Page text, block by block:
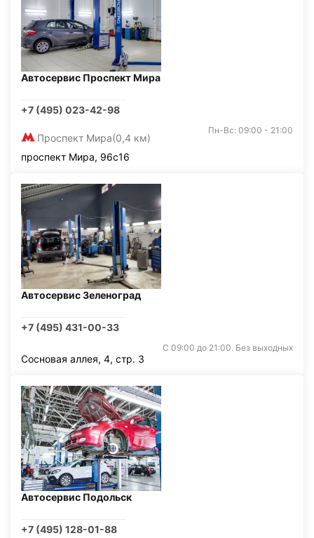
Автосервис Проспект Мира
+7 (495) 023-42-98
Проспект Мира(0,4 км)
Пн-Вс: 09:00 - 21:00
проспект Мира, 96с16
Автосервис Зеленоград
+7 (495) 431-00-33
С 09:00 до 21:00. Без выходных
Сосновая аллея, 4, стр. 3
Автосервис Подольск
+7 (495) 128-01-88